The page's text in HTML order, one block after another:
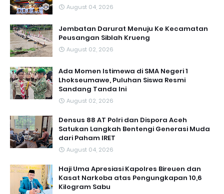
August 04, 2026
Jembatan Darurat Menuju Ke Kecamatan
Peusangan Siblah Krueng
August 02, 2026
Ada Momen Istimewa di SMA Negeri 1
Lhokseumawe, Puluhan Siswa Resmi
Sandang Tanda Ini
August 02, 2026
Densus 88 AT Polri dan Dispora Aceh
Satukan Langkah Bentengi Generasi Muda
dari Paham IRET
August 04, 2026
Haji Uma Apresiasi Kapolres Bireuen dan
Kasat Narkoba atas Pengungkapan 10,6
Kilogram Sabu